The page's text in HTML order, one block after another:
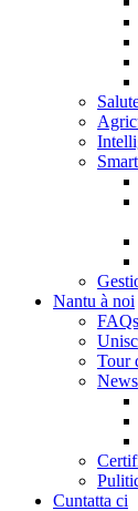
Nantu à noi
FAQs
Tour
News
Cuntatta ci